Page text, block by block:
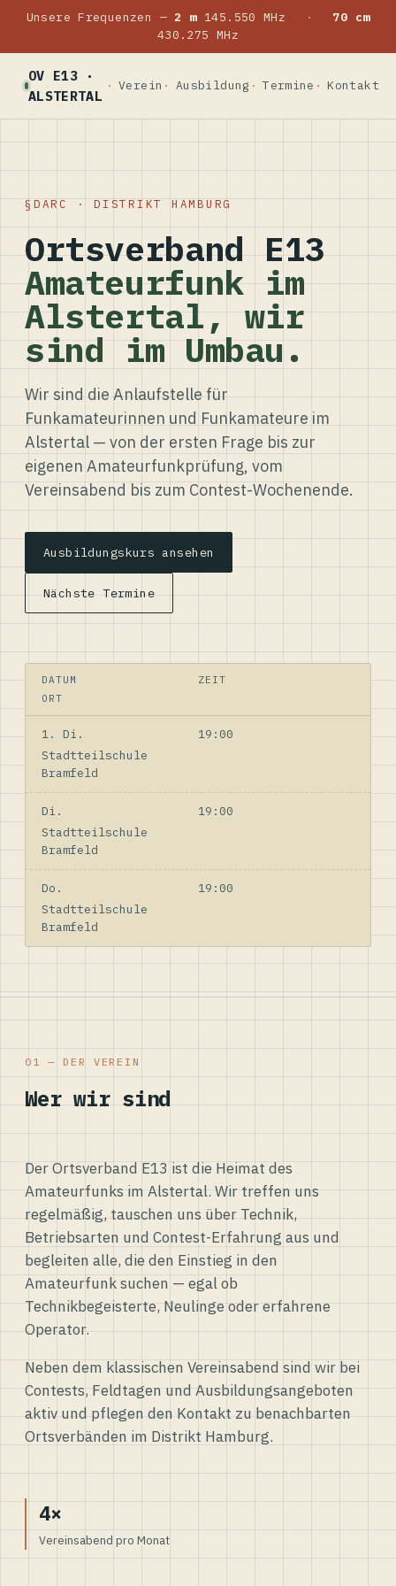
Unsere Frequenzen — 2 m145.550 MHz ·
70 cm
430.275 MHz
OV E13 ·
ALSTERTAL
Verein Ausbildung Termine Kontakt
DARC · DISTRIKT HAMBURG
Ortsverband E13
Amateurfunk im
Alstertal, wir
sind im Umbau.
Wir sind die Anlaufstelle für
Funkamateurinnen und Funkamateure im
Alstertal — von der ersten Frage bis zur
eigenen Amateurfunkprüfung, vom
Vereinsabend bis zum Contest-Wochenende.
Ausbildungskurs ansehen
Nächste Termine
DATUM
ZEIT
ORT
1. Di.
19:00
Stadtteilschule
Bramfeld
Di.
19:00
Stadtteilschule
Bramfeld
Do.
19:00
Stadtteilschule
Bramfeld
01 — DER VEREIN
Wer wir sind
Der Ortsverband E13 ist die Heimat des
Amateurfunks im Alstertal. Wir treffen uns
regelmäßig, tauschen uns über Technik,
Betriebsarten und Contest-Erfahrung aus und
begleiten alle, die den Einstieg in den
Amateurfunk suchen — egal ob
Technikbegeisterte, Neulinge oder erfahrene
Operator.
Neben dem klassischen Vereinsabend sind wir bei
Contests, Feldtagen und Ausbildungsangeboten
aktiv und pflegen den Kontakt zu benachbarten
Ortsverbänden im Distrikt Hamburg.
4×
Vereinsabend pro Monat